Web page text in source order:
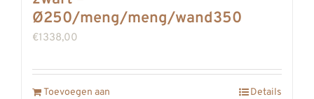
Ø250/meng/meng/wand350
€1338,00
Toevoegen aan
Details